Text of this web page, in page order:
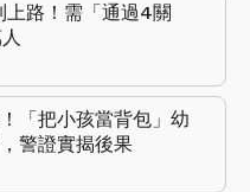
上路！需「通過4關
「把小孩當背包」幼
警證實揭後果